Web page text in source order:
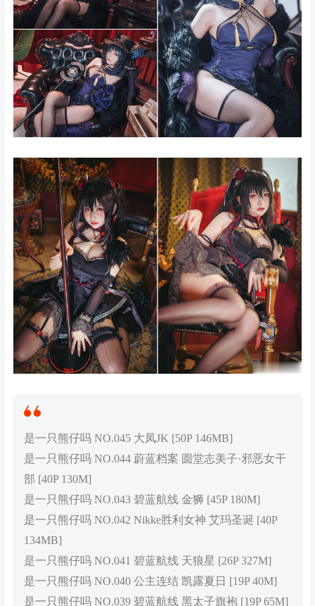
是一只熊仔吗 NO.045 大凤JK [50P 146MB]
是一只熊仔吗 NO.044 蔚蓝档案 圆堂志美子·邪恶女干
部 [40P 130M]
是一只熊仔吗 NO.043 碧蓝航线 金狮 [45P 180M]
是一只熊仔吗 NO.042 Nikke胜利女神 艾玛圣诞 [40P
134MB]
是一只熊仔吗 NO.041 碧蓝航线 天狼星 [26P 327M]
是一只熊仔吗 NO.040 公主连结 凯露夏日 [19P 40M]
是一只熊仔吗 NO.039 碧蓝航线 黑太子旗袍 [19P 65M]